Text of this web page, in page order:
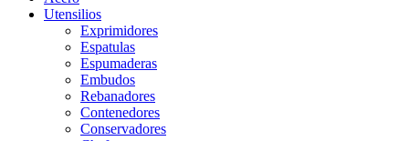
Utensilios
Exprimidores
Espatulas
Espumaderas
Embudos
Rebanadores
Contenedores
Conservadores